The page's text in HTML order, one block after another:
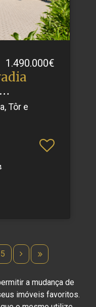
a mudança de
imóveis favoritos.
1.490.000€
Tôr e
5